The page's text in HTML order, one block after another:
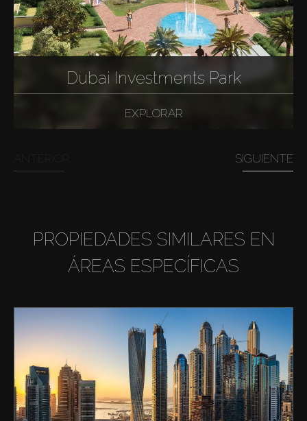
Dubai Investments Park
EXPLORAR
SIGUIENTE
PROPIEDADES SIMILARES EN
ÁREAS ESPECÍFICAS